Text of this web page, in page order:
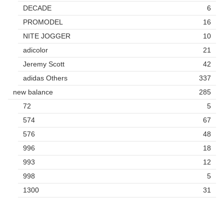
DECADE
6
PROMODEL
16
NITE JOGGER
10
adicolor
21
Jeremy Scott
42
adidas Others
337
new balance
285
72
5
574
67
576
48
996
18
993
12
998
5
1300
31